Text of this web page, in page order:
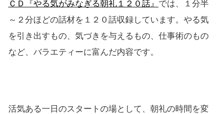
ＣＤ『やる気がみなぎる朝礼１２０話』 では、１分半
～２分ほどの話材を１２０話収録しています。やる気
を引き出すもの、気づきを与えるもの、仕事術のもの
など、バラエティーに富んだ内容です。
活気ある一日のスタートの場として、朝礼の時間を変